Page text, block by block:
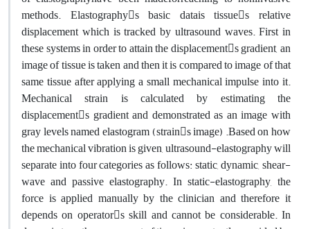
methods. Elastography􀂶s basic datais tissue􀂶s relative
displacement which is tracked by ultrasound waves. First in
these systems in order to attain the displacement􀂶s gradient, an
image of tissue is taken and then it is compared to image of that
same tissue after applying a small mechanical impulse into it.
Mechanical strain is calculated by estimating the
displacement􀂶s gradient and demonstrated as an image with
gray levels named elastogram (strain􀂶s image) .Based on how
the mechanical vibration is given, ultrasound-elastography will
separate into four categories as follows: static, dynamic, shear-
wave and passive elastography. In static-elastography, the
force is applied manually by the clinician and therefore it
depends on operator􀂶s skill and cannot be considerable. In